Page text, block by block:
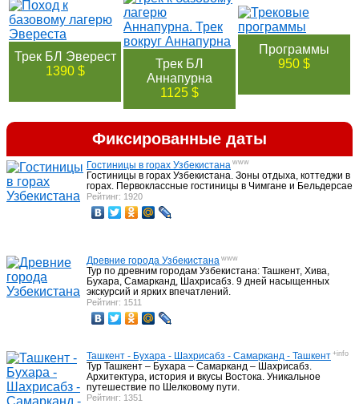
Иссык-Куль. Санатории 7
Гостиницы на побережье Иссык-Куля
Активный отдых Таджикистан 13
Фанские горы, треки, восхождения
Активный отдых Узбекистан 27
Бронирование гостиниц в Узбекистане
Треки, туры Непал 23
Трек БЛ Эверест
1390 $
Трек БЛ
Аннапурна
1125 $
Программы
950 $
Фиксированные даты
Гостиницы в горах Узбекистана www
Гостиницы в горах Узбекистана. Зоны отдыха, коттеджи в
горах. Первоклассные гостиницы в Чимгане и Бельдерсае
Рейтинг: 1920
Древние города Узбекистана www
Тур по древним городам Узбекистана: Ташкент, Хива,
Бухара, Самарканд, Шахрисабз. 9 дней насыщенных
экскурсий и ярких впечатлений.
Рейтинг: 1511
Ташкент - Бухара - Шахрисабз - Самарканд - Ташкент +info
Тур Ташкент – Бухара – Самарканд – Шахрисабз.
Архитектура, история и вкусы Востока. Уникальное
путешествие по Шелковому пути.
Рейтинг: 1351